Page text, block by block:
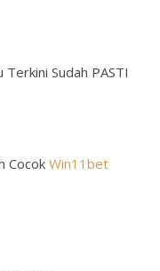
Sudah PASTI
Cocok Win11bet